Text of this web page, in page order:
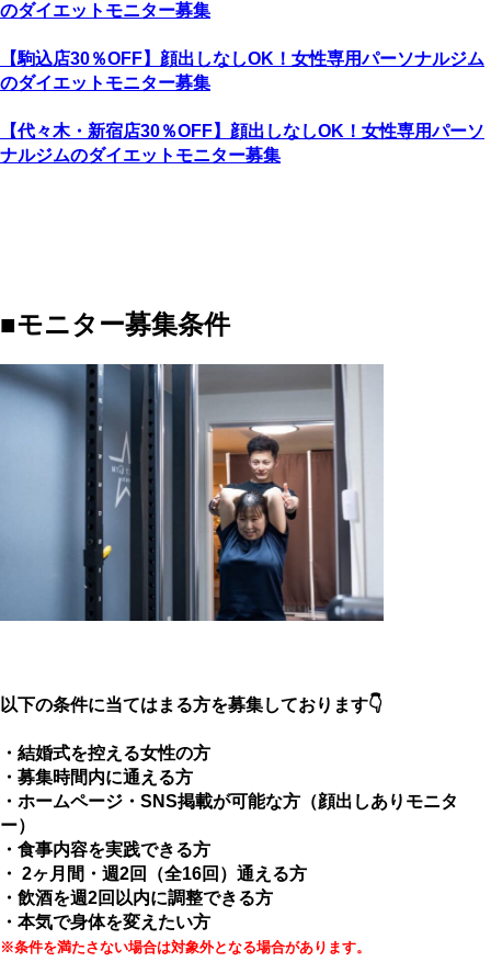
のダイエットモニター募集
【駒込店30％OFF】顔出しなしOK！女性専用パーソナルジム
のダイエットモニター募集
【代々木・新宿店30％OFF】顔出しなしOK！女性専用パーソ
ナルジムのダイエットモニター募集
■モニター募集条件
以下の条件に当てはまる方を募集しております👇
・結婚式を控える女性の方
・募集時間内に通える方
・ホームページ・SNS掲載が可能な方（顔出しありモニタ
ー）
・食事内容を実践できる方
・ 2ヶ月間・週2回（全16回）通える方
・飲酒を週2回以内に調整できる方
・本気で身体を変えたい方
※条件を満たさない場合は対象外となる場合があります。